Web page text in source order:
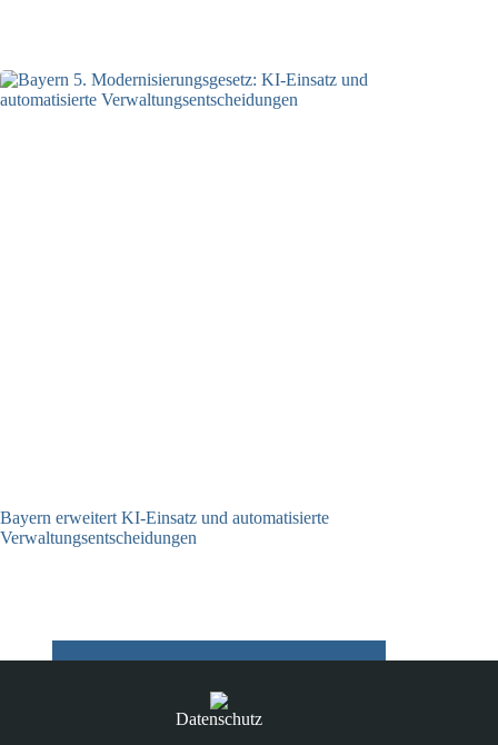
Bayern erweitert KI-Einsatz und automatisierte
Verwaltungsentscheidungen
Datenschutz